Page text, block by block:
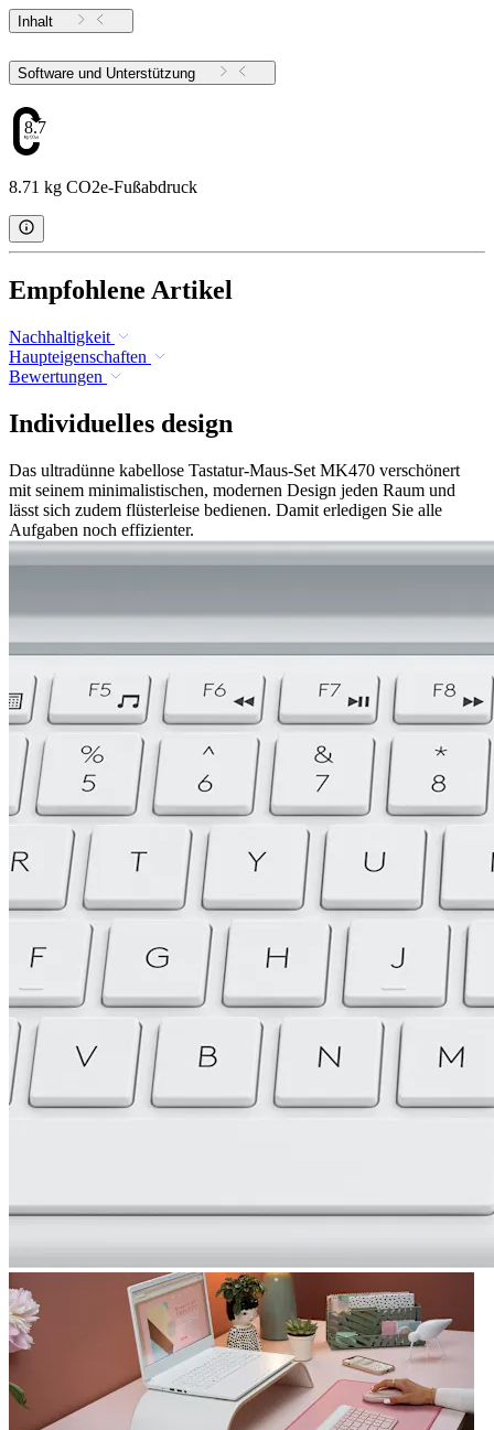
Inhalt
Software und Unterstützung
8.71
8.71 kg CO2e-Fußabdruck
Empfohlene Artikel
Nachhaltigkeit
Haupteigenschaften
Bewertungen
Individuelles design
Das ultradünne kabellose Tastatur-Maus-Set MK470 verschönert
mit seinem minimalistischen, modernen Design jeden Raum und
lässt sich zudem flüsterleise bedienen. Damit erledigen Sie alle
Aufgaben noch effizienter.